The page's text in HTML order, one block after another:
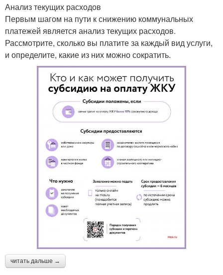
Анализ текущих расходов
Первым шагом на пути к снижению коммунальных
платежей является анализ текущих расходов.
Рассмотрите, сколько вы платите за каждый вид услуги,
и определите, какие из них можно сократить.
читать дальше →